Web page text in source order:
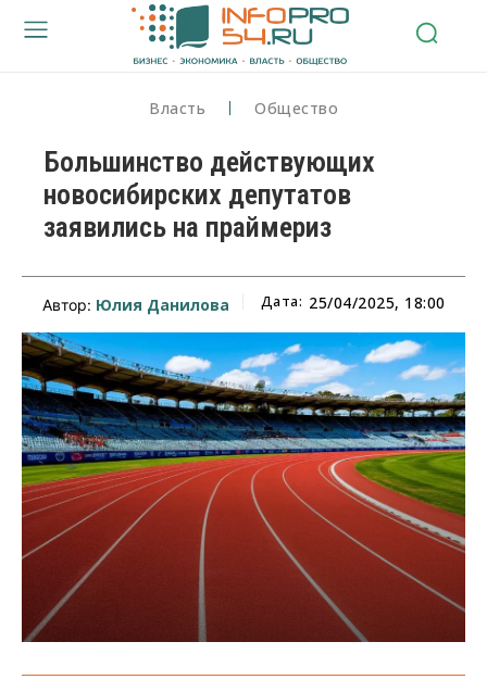
Власть Общество
Большинство действующих
новосибирских депутатов
заявились на праймериз
Автор: Юлия Данилова Дата: 25/04/2025, 18:00